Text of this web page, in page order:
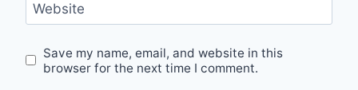
Website
Save my name, email, and website in this
browser for the next time I comment.